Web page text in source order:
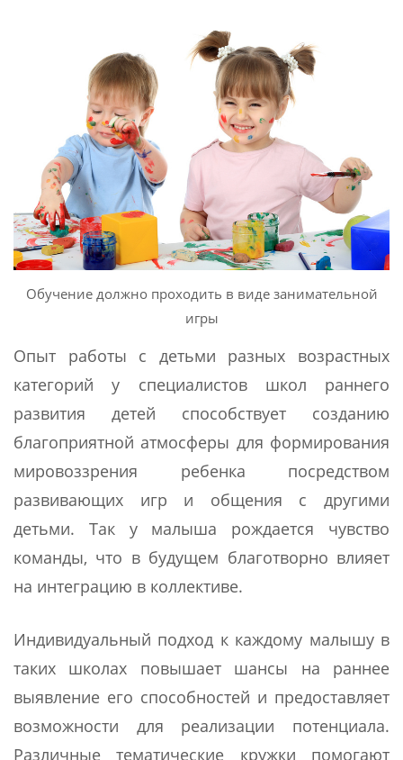
Обучение должно проходить в виде занимательной
игры
Опыт работы с детьми разных возрастных
категорий у специалистов школ раннего
развития детей способствует созданию
благоприятной атмосферы для формирования
мировоззрения ребенка посредством
развивающих игр и общения с другими
детьми. Так у малыша рождается чувство
команды, что в будущем благотворно влияет
на интеграцию в коллективе.
Индивидуальный подход к каждому малышу в
таких школах повышает шансы на раннее
выявление его способностей и предоставляет
возможности для реализации потенциала.
Различные тематические кружки помогают